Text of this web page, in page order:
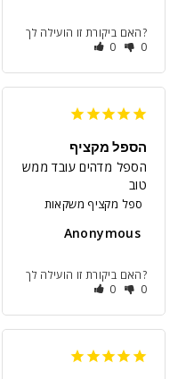
האם ביקורת זו הועילה לך?
0
0
הספל מקציף
טוב
ספל מקציף משקאות
Anonymous
האם ביקורת זו הועילה לך?
0
0